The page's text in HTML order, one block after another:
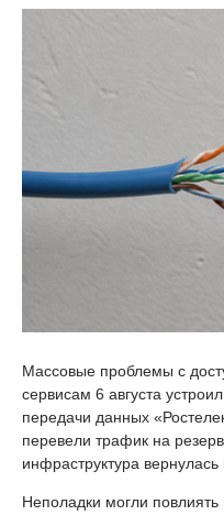
Массовые проблемы с
сервисам 6 августа
передачи данных
перевели трафик на
инфраструктура
Неполадки могли повлиять